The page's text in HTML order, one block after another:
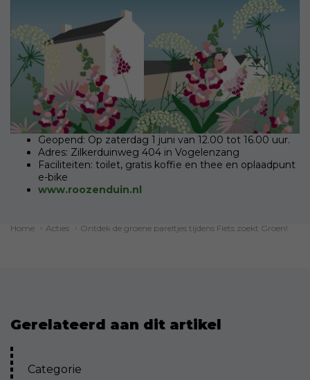
Geopend: Op zaterdag 1 juni van 12.00 tot 16.00 uur.
Adres: Zilkerduinweg 404 in Vogelenzang
Faciliteiten: toilet, gratis koffie en thee en oplaadpunt
e-bike
www.roozenduin.nl
Home Acties Ontdek de groene pareltjes tijdens Fiets zoekt Groen!
Gerelateerd aan dit artikel
Categorie